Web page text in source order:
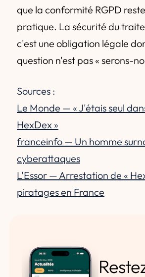
que la conformité RGPD
pratique. La sécurité du
c'est une obligation légale
question n'est pas « serons-
Sources :
Le Monde — « J'étais seul
HexDex »
franceinfo — Un homme
cyberattaques
L'Essor — Arrestation de «
piratages en France